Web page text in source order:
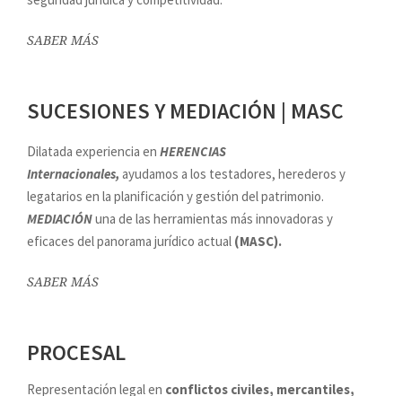
SABER MÁS
SUCESIONES Y MEDIACIÓN | MASC
Dilatada experiencia en HERENCIAS
Internacionales, ayudamos a los testadores, herederos y
legatarios en la planificación y gestión del patrimonio.
MEDIACIÓNuna de las herramientas más innovadoras y
eficaces del panorama jurídico actual (MASC).
SABER MÁS
PROCESAL
Representación legal en conflictos civiles, mercantiles,